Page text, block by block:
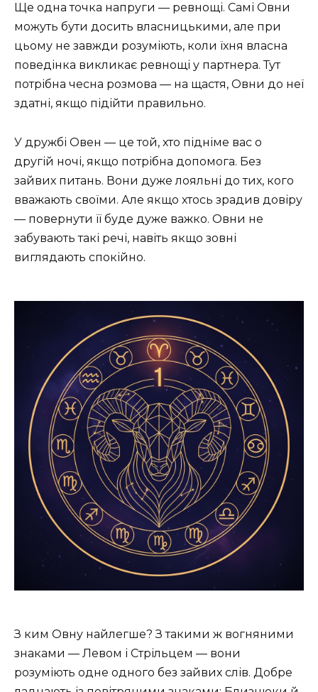
Ще одна точка напруги — ревнощі. Самі Овни
можуть бути досить власницькими, але при
цьому не завжди розуміють, коли їхня власна
поведінка викликає ревнощі у партнера. Тут
потрібна чесна розмова — на щастя, Овни до неї
здатні, якщо підійти правильно.
У дружбі Овен — це той, хто підніме вас о
другій ночі, якщо потрібна допомога. Без
зайвих питань. Вони дуже лояльні до тих, кого
вважають своїми. Але якщо хтось зрадив довіру
— повернути її буде дуже важко. Овни не
забувають такі речі, навіть якщо зовні
виглядають спокійно.
З ким Овну найлегше? З такими ж вогняними
знаками — Левом і Стрільцем — вони
розуміють одне одного без зайвих слів. Добре